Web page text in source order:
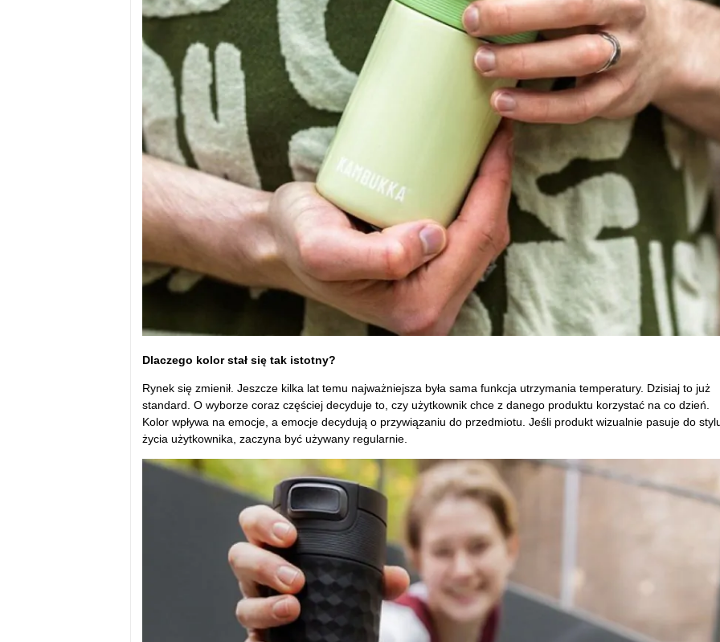
Dlaczego kolor stał się tak istotny?
Rynek się zmienił. Jeszcze kilka lat temu najważniejsza była sama funkcja utrzymania temperatury. Dzisiaj to już
standard. O wyborze coraz częściej decyduje to, czy użytkownik chce z danego produktu korzystać na co dzień.
Kolor wpływa na emocje, a emocje decydują o przywiązaniu do przedmiotu. Jeśli produkt wizualnie pasuje do
życia użytkownika, zaczyna być używany regularnie.